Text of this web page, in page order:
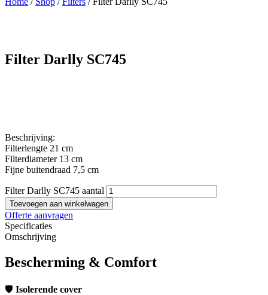
Filter Darlly SC745
Beschrijving:
Filterlengte 21 cm
Filterdiameter 13 cm
Fijne buitendraad 7,5 cm
Filter Darlly SC745 aantal
Toevoegen aan winkelwagen
Offerte aanvragen
Specificaties
Omschrijving
Bescherming & Comfort
🛡 Isolerende cover